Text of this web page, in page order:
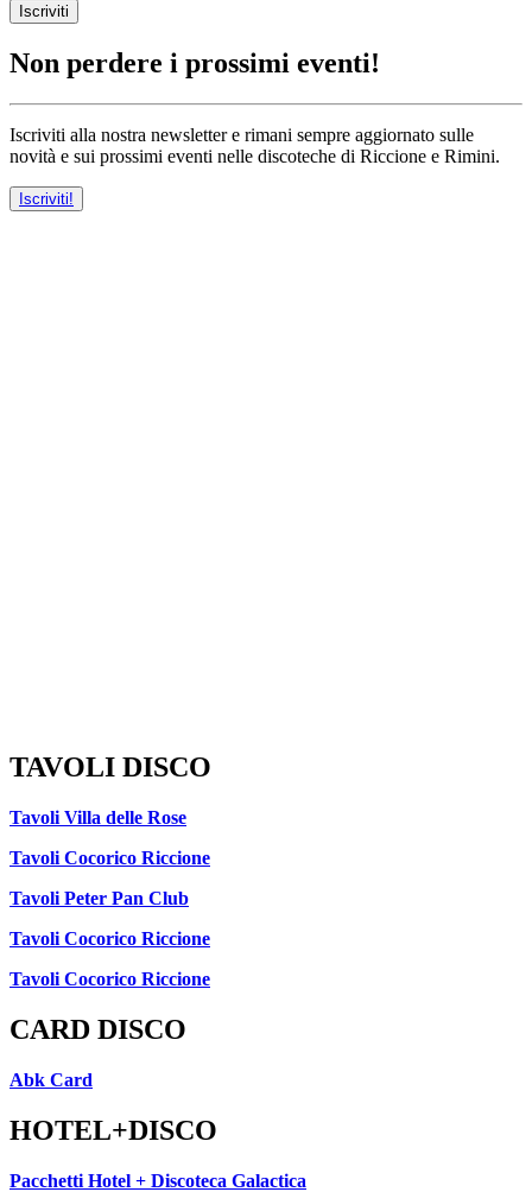
Iscriviti
Non perdere i prossimi eventi!
Iscriviti alla nostra newsletter e rimani sempre aggiornato sulle
novità e sui prossimi eventi nelle discoteche di Riccione e Rimini.
Iscriviti!
TAVOLI DISCO
Tavoli Villa delle Rose
Tavoli Cocorico Riccione
Tavoli Peter Pan Club
Tavoli Cocorico Riccione
Tavoli Cocorico Riccione
CARD DISCO
Abk Card
HOTEL+DISCO
Pacchetti Hotel + Discoteca Galactica